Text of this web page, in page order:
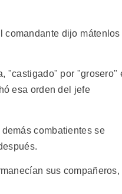
dijo mátenlos
"castigado" por "grosero"
esa orden del jefe
combatientes se
sus compañeros,